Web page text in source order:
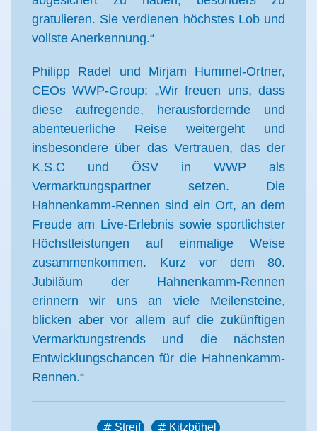
gratulieren. Sie verdienen höchstes Lob und
vollste Anerkennung.“
Philipp Radel und Mirjam Hummel-Ortner,
CEOs WWP-Group: „Wir freuen uns, dass
diese aufregende, herausfordernde und
abenteuerliche Reise weitergeht und
insbesondere über das Vertrauen, das der
K.S.C und ÖSV in WWP als
Vermarktungspartner setzen. Die
Hahnenkamm-Rennen sind ein Ort, an dem
Freude am Live-Erlebnis sowie sportlichster
Höchstleistungen auf einmalige Weise
zusammenkommen. Kurz vor dem 80.
Jubiläum der Hahnenkamm-Rennen
erinnern wir uns an viele Meilensteine,
blicken aber vor allem auf die zukünftigen
Vermarktungstrends und die nächsten
Entwicklungschancen für die Hahnenkamm-
Rennen.“
Streif
Kitzbühel